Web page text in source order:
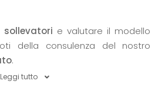
sollevatori e valutare il modello
della consulenza del nostro
.
Leggi tutto